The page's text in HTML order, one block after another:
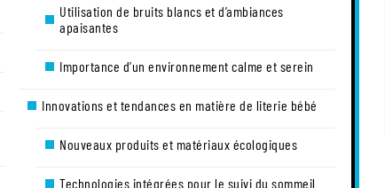
Utilisation de bruits blancs et d’ambiances
apaisantes
Importance d’un environnement calme et serein
Innovations et tendances en matière de literie bébé
Nouveaux produits et matériaux écologiques
Technologies intégrées pour le suivi du sommeil